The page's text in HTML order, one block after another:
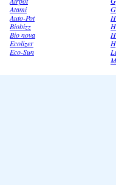
Atami
Auto-Pot
Biobizz
Bio nova
Ecolizer
Eco-Sun